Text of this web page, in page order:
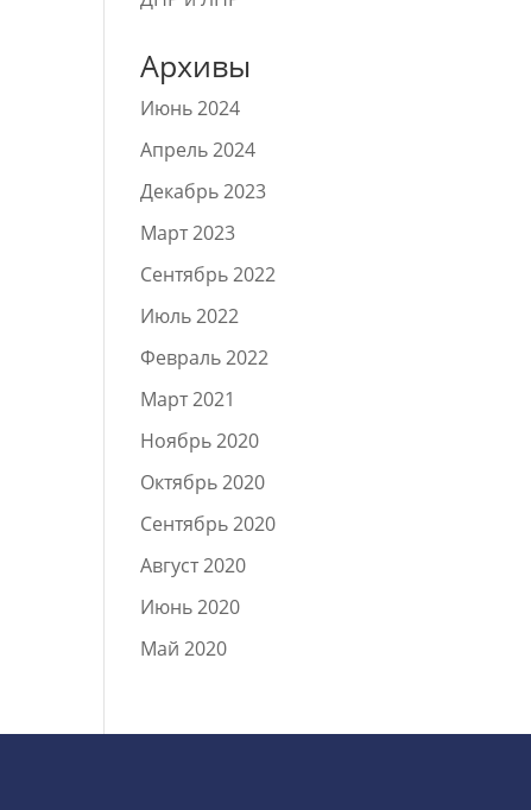
Архивы
Июнь 2024
Апрель 2024
Декабрь 2023
Март 2023
Сентябрь 2022
Июль 2022
Февраль 2022
Март 2021
Ноябрь 2020
Октябрь 2020
Сентябрь 2020
Август 2020
Июнь 2020
Май 2020